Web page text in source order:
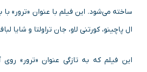
ساخته می‌شود. این فیلم با عنوان «ترور» با
ال پاچینو، کورتنی لاو، جان تراولتا و شایا
این فیلم که به تازگی عنوان «ترور»